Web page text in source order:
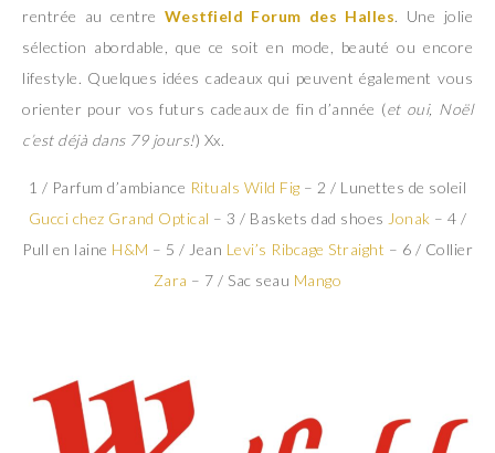
rentrée au centre Westfield Forum des Halles. Une jolie
sélection abordable, que ce soit en mode, beauté ou encore
lifestyle. Quelques idées cadeaux qui peuvent également vous
orienter pour vos futurs cadeaux de fin d’année (et oui, Noël
c’est déjà dans 79 jours!) Xx.
1 / Parfum d’ambiance Rituals Wild Fig – 2 / Lunettes de soleil
Gucci chez Grand Optical – 3 / Baskets dad shoes Jonak – 4 /
Pull en laine H&M – 5 / Jean Levi’s Ribcage Straight – 6 / Collier
Zara – 7 / Sac seau Mango